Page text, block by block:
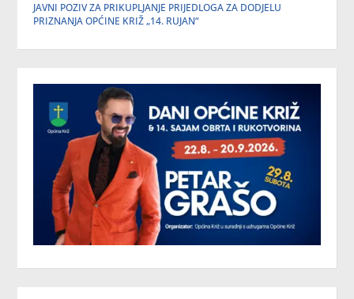
JAVNI POZIV ZA PRIKUPLJANJE PRIJEDLOGA ZA DODJELU
PRIZNANJA OPĆINE KRIŽ „14. RUJAN“